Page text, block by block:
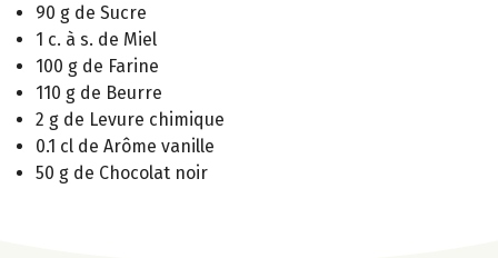
90 g de Sucre
1 c. à s. de Miel
100 g de Farine
110 g de Beurre
2 g de Levure chimique
0.1 cl de Arôme vanille
50 g de Chocolat noir